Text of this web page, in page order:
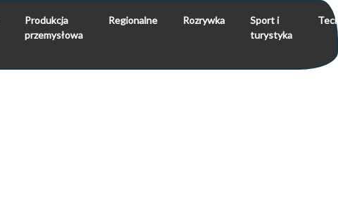
Produkcja
przemysłowa
Regionalne Rozrywka
Sport i
turystyka